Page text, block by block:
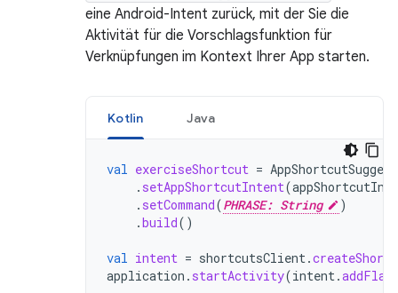
eine Android-Intent zurück, mit der Sie die
Aktivität für die Vorschlagsfunktion für
Verknüpfungen im Kontext Ihrer App starten.
Kotlin Java
val exerciseShortcut =
. setAppShortcutIntent(
. setCommand(PHRASE: String
)
.build()
val intent = shortcutsClient.
application . startActivity(intent.